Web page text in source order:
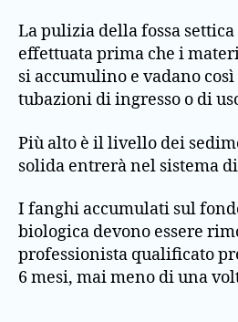
La pulizia della fossa settica
effettuata prima che i
si accumulino e vadano
tubazioni di ingresso o di
Più alto è il livello dei
solida entrerà nel sistema
I fanghi accumulati sul
biologica devono essere
professionista qualificato
6 mesi, mai meno di una